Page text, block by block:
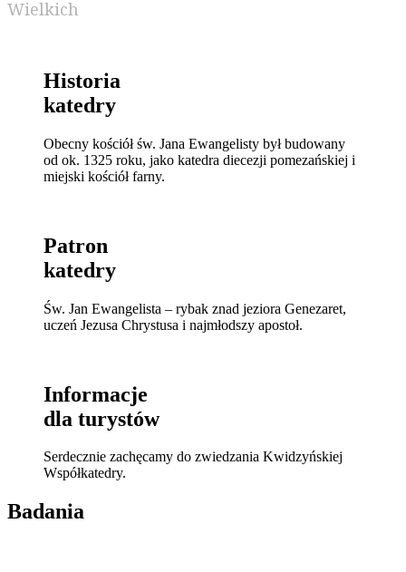
Wielkich
Historia
katedry
Obecny kościół św. Jana Ewangelisty był budowany
od ok. 1325 roku, jako katedra diecezji pomezańskiej i
miejski kościół farny.
Patron
katedry
Św. Jan Ewangelista – rybak znad jeziora Genezaret,
uczeń Jezusa Chrystusa i najmłodszy apostoł.
Informacje
dla turystów
Serdecznie zachęcamy do zwiedzania Kwidzyńskiej
Współkatedry.
Badania